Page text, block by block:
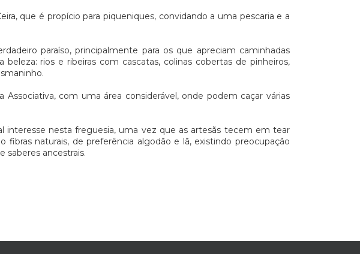
que é propício para piqueniques, convidando a uma pescaria e a
paraíso, principalmente para os que apreciam caminhadas
rios e ribeiras com cascatas, colinas cobertas de pinheiros,
com uma área considerável, onde podem caçar várias
interesse nesta freguesia, uma vez que as artesãs tecem em tear
naturais, de preferência algodão e lã, existindo preocupação
saberes ancestrais.